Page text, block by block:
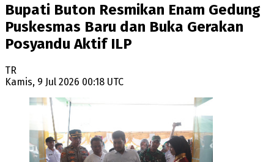
Bupati Buton Resmikan Enam Gedung
Puskesmas Baru dan Buka Gerakan
Posyandu Aktif ILP
TR
Kamis, 9 Jul 2026 00:18 UTC